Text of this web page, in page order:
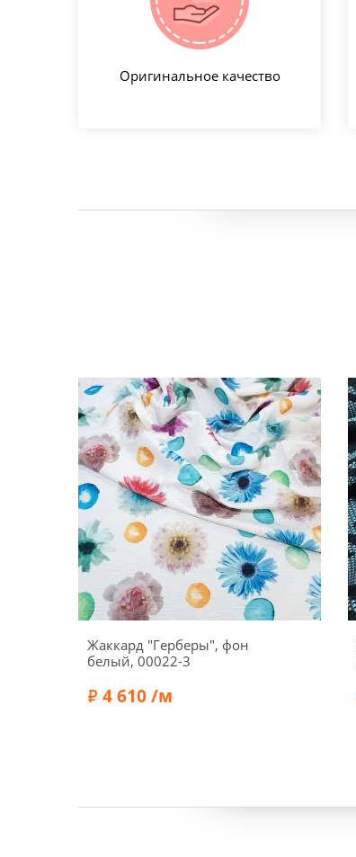
Оригинальное качество
Жаккард "Герберы", фон
белый, 00022-3
4 610 /м
Состав:
Вискоза 70%, Ацетат 30%